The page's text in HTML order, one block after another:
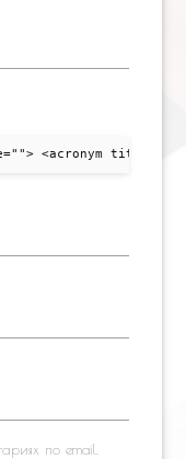
<acronym title="">
по email.